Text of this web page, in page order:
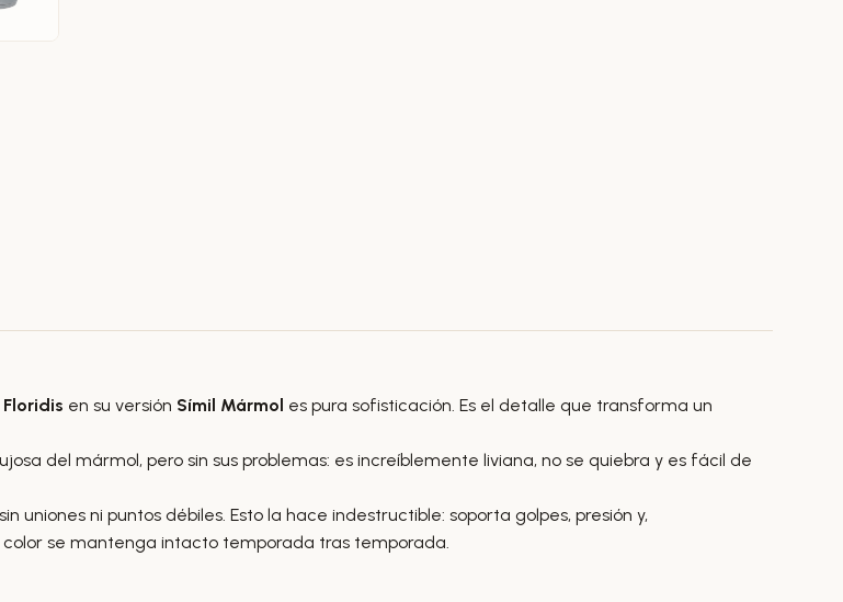
en su versión Símil Mármol es pura sofisticación. Es el detalle que transforma un
del mármol, pero sin sus problemas: es increíblemente liviana, no se quiebra y es fácil de
uniones ni puntos débiles. Esto la hace indestructible: soporta golpes, presión y,
se mantenga intacto temporada tras temporada.